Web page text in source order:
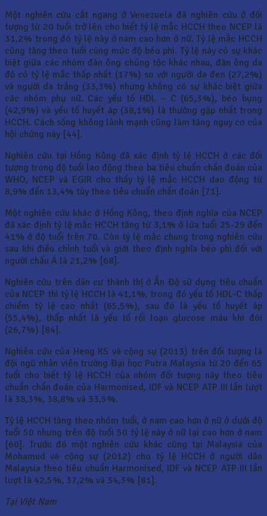
Một nghiên cứu cắt ngang ở Venezuela đã nghiên cứu ở đối
tượng từ 20 tuổi trở lên cho biết tỷ lệ mắc HCCH theo NCEP là
31,2% trong đó tỷ lệ này ở nam cao hơn ở nữ. Tỷ lệ mắc HCCH
cũng tăng theo tuổi cùng mức độ béo phì. Tỷ lệ này có sự khác
biệt giữa các nhóm đàn ông chủng tộc khác nhau, đàn ông da
đỏ có tỷ lệ mắc thấp nhất (17%) so với người da đen (27,2%)
và người da trắng (33,3%) nhưng không có sự khác biệt giữa
các nhóm phụ nữ. Các yếu tố HDL – C (65,3%), béo bụng
(42,9%) và yếu tố huyết áp (38,1%) là thường gặp nhất trong
HCCH. Cách sống không lành mạnh cũng làm tăng nguy cơ của
hội chứng này [44].
Nghiên cứu tại Hồng Kông đã xác định tỷ lệ HCCH ở các đối
tượng trong độ tuổi lao động theo ba tiêu chuẩn chẩn đoán của
WHO, NCEP và EGIR cho thấy tỷ lệ mắc HCCH dao động từ
8,9% đến 13,4% tùy theo tiêu chuẩn chẩn đoán [71].
Một nghiên cứu khác ở Hồng Kông, theo định nghĩa của NCEP
đã xác định tỷ lệ mắc HCCH tăng từ 3,1% ở lứa tuổi 25-29 đến
41% ở độ tuổi trên 70. Còn tỷ lệ mắc chung trong nghiên cứu
sau khi điều chỉnh tuổi và giới theo định nghĩa béo phì đối với
người chấu Á là 21,2% [68].
Nghiên cứu trên dân cư thành thị ở Ấn Độ sử dụng tiêu chuẩn
của NCEP thì tỷ lệ HCCH là 41,1%, trong đó yếu tố HDL-C thấp
chiếm tỷ lệ cao nhất (65,5%), sau đó là yếu tố huyết áp
(55,4%), thấp nhất là yếu tố rối loạn glucose máu khi đói
(26,7%) [84].
Nghiên cứu của Heng KS và cộng sự (2013) trên đối tượng là
đội ngũ nhân viên trường Đại học Putra Malaysia từ 20 đến 65
tuổi cho biết tỷ lệ HCCH của nhóm đối tượng này theo tiêu
chuẩn chẩn đoán của Harmonised, IDF và NCEP ATP III lần lượt
là 38,3%, 38,8% và 33,5%.
Tỷ lệ HCCH tăng theo nhóm tuổi, ở nam cao hơn ở nữ ở dưới độ
tuổi 50 nhưng trên độ tuổi 50 tỷ lệ này ở nữ lại cao hơn ở nam
[60]. Trước đó một nghiên cứu khác cũng tại Malaysia của
Mohamud và cộng sự (2012) cho tỷ lệ HCCH ở người dân
Malaysia theo tiêu chuẩn Harmonised, IDF và NCEP ATP III lần
lượt là 42,5%, 37,2% và 34,3% [81].
Tại Việt Nam